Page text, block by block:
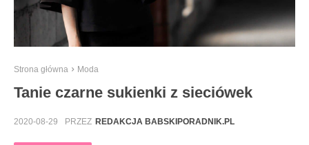
Strona główna Moda
Tanie czarne sukienki z sieciówek
2020-08-29 PRZEZ REDAKCJA BABSKIPORADNIK.PL